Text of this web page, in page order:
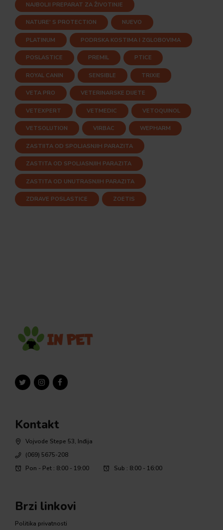
NAJBOLJI PREPARAT ZA ŽIVOTINJE
NATURE' S PROTECTION NUEVO
PLATINUM PODRSKA KOSTIMA I ZGLOBOVIMA
POSLASTICE PREMIL PTICE
ROYAL CANIN SENSIBLE TRIXIE
VETA PRO VETERINARSKE DIJETE
VETEXPERT VETMEDIC VETOQUINOL
VETSOLUTION VIRBAC WEPHARM
ZASTIITA OD SPOLJASNJIH PARAZITA
ZASTITA OD SPOLJASNJIH PARAZITA
ZASTITA OD UNUTRASNJIH PARAZITA
ZDRAVE POSLASTICE ZOETIS
Kontakt
Vojvode Stepe 53, Inđija
(069) 5675-208
Pon - Pet : 8:00 - 19:00
Sub : 8:00 - 16:00
Brzi linkovi
Politika privatnosti